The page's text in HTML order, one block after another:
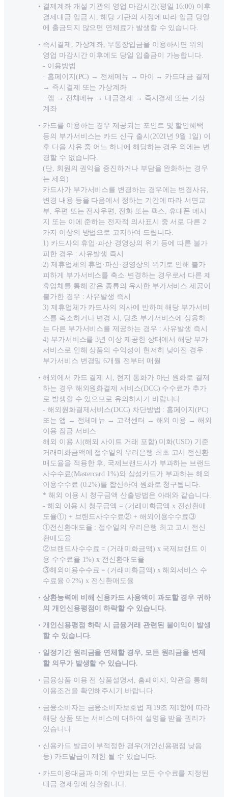
결제계좌 개설 기관의 영업 마감시간(평일 16:00) 이후
결제대금 입금 시, 해당 기관의 사정에 따라 입금 당일
에 출금되지 않으면 연체료가 발생할 수 있습니다.
즉시결제, 가상계좌, 무통장입금을 이용하시면 위의
영업 마감시간 이후에도 당일 입출금이 가능합니다.
- 이용방법
· 홈페이지(PC) → 전체메뉴 → 마이 → 카드대금 결제
→ 즉시결제 또는 가상계좌
· 앱 → 전체메뉴 → 대금결제 → 즉시결제 또는 가상
계좌
카드를 이용하는 경우 제공되는 포인트 및 할인혜택
등의 부가서비스는 카드 신규 출시(2021년 9월 1일) 이
후 다음 사유 중 어느 하나에 해당하는 경우 외에는 변
경할 수 없습니다.
(단, 회원의 권익을 증진하거나 부담을 완화하는 경우
는 제외)
카드사가 부가서비스를 변경하는 경우에는 변경사유,
변경 내용 등을 다음에서 정하는 기간에 따라 서면교
부, 우편 또는 전자우편, 전화 또는 팩스, 휴대폰 메시
지 또는 이에 준하는 전자적 의사표시 중 서로 다른 2
가지 이상의 방법으로 고지하여 드립니다.
1) 카드사의 휴업·파산·경영상의 위기 등에 따른 불가
피한 경우 : 사유발생 즉시
2) 제휴업체의 휴업·파산·경영상의 위기로 인해 불가
피하게 부가서비스를 축소·변경하는 경우로서 다른 제
휴업체를 통해 같은 종류의 유사한 부가서비스 제공이
불가한 경우 : 사유발생 즉시
3) 제휴업체가 카드사의 의사에 반하여 해당 부가서비
스를 축소하거나 변경 시, 당초 부가서비스에 상응하
는 다른 부가서비스를 제공하는 경우 : 사유발생 즉시
4) 부가서비스를 3년 이상 제공한 상태에서 해당 부가
서비스로 인해 상품의 수익성이 현저히 낮아진 경우 :
부가서비스 변경일 6개월 전부터 매월
해외에서 카드 결제 시, 현지 통화가 아닌 원화로 결제
하는 경우 해외원화결제 서비스(DCC) 수수료가 추가
로 발생할 수 있으므로 유의하시기 바랍니다.
- 해외원화결제서비스(DCC) 차단방법 : 홈페이지(PC)
또는 앱 → 전체메뉴 → 고객센터 → 해외 이용 → 해외
이용 잠금 서비스
해외 이용 시(해외 사이트 거래 포함) 미화(USD) 기준
거래미화금액에 접수일의 우리은행 최초 고시 전신환
매도율을 적용한 후, 국제브랜드사가 부과하는 브랜드
사수수료(Mastercard 1%)와 삼성카드가 부과하는 해외
이용수수료 (0.2%)를 합산하여 원화로 청구됩니다.
* 해외 이용 시 청구금액 산출방법은 아래와 같습니다.
- 해외 이용 시 청구금액 = (거래미화금액 x 전신환매
도율①) + 브랜드사수수료② + 해외이용수수료③
①전신환매도율 : 접수일의 우리은행 최고 고시 전신
환매도율
②브랜드사수수료 = (거래미화금액) x 국제브랜드 이
용 수수료율 1%) x 전신환매도율
③해외이용수수료 = (거래미화금액) x 해외서비스 수
수료율 0.2%) x 전신환매도율
상환능력에 비해 신용카드 사용액이 과도할 경우 귀하
의 개인신용평점이 하락할 수 있습니다.
개인신용평점 하락 시 금융거래 관련된 불이익이 발생
할 수 있습니다.
일정기간 원리금을 연체할 경우, 모든 원리금을 변제
할 의무가 발생할 수 있습니다.
금융상품 이용 전 상품설명서, 홈페이지, 약관을 통해
이용조건을 확인해주시기 바랍니다.
금융소비자는 금융소비자보호법 제19조 제1항에 따라
해당 상품 또는 서비스에 대하여 설명을 받을 권리가
있습니다.
신용카드 발급이 부적정한 경우(개인신용평점 낮음
등) 카드발급이 제한 될 수 있습니다.
카드이용대금과 이에 수반되는 모든 수수료를 지정된
대금 결제일에 상환합니다.